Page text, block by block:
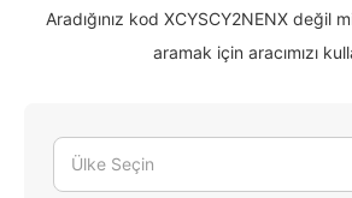
Aradığınız kod XCYSCY2NENX değil
aramak için aracımızı
Ülke Seçin